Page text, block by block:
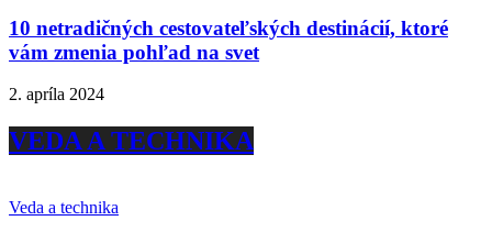
10 netradičných cestovateľských destinácií, ktoré
vám zmenia pohľad na svet
2. apríla 2024
VEDA A TECHNIKA
Veda a technika